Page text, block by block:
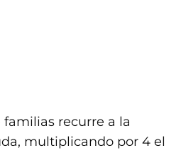
recurre a la
multiplicando por 4 el